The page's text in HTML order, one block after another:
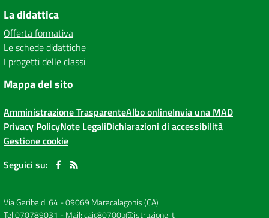
La didattica
Offerta formativa
Le schede didattiche
I progetti delle classi
Mappa del sito
Amministrazione TrasparenteAlbo onlineInvia una MAD
Privacy PolicyNote LegaliDichiarazioni di accessibilità
Gestione cookie
Seguici su:
Via Garibaldi 64-09069 Maracalagonis (CA)
Tel 070789031 - Mail:caic80700b@istruzione.it